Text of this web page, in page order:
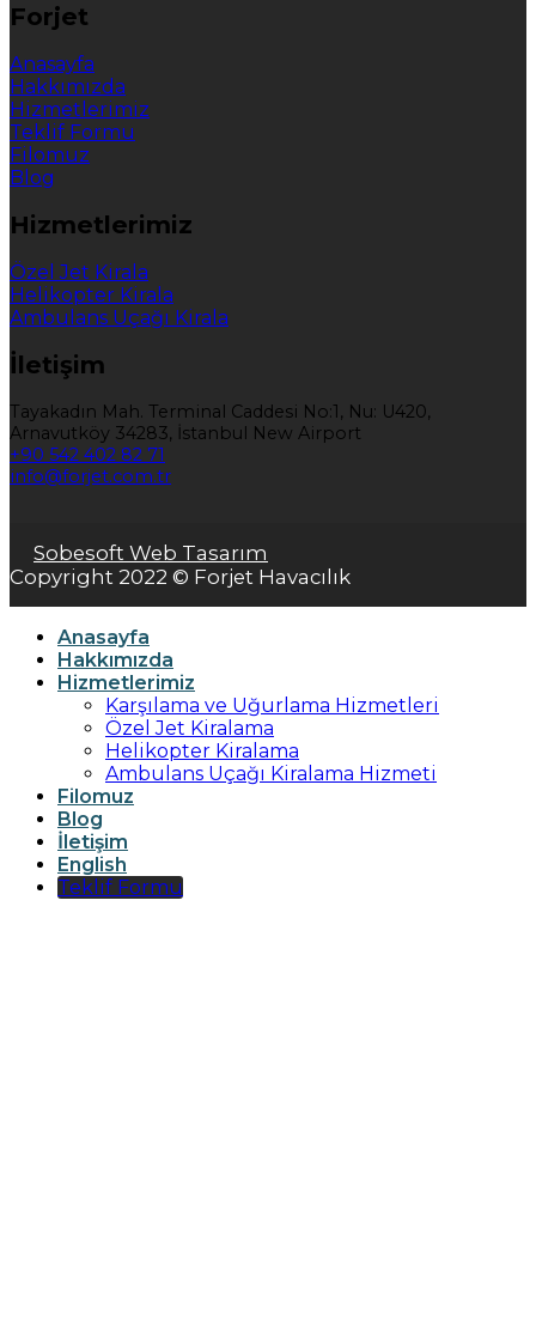
Forjet
Anasayfa
Hakkımızda
Hizmetlerimiz
Teklif Formu
Filomuz
Blog
Hizmetlerimiz
Özel Jet Kirala
Helikopter Kirala
Ambulans Uçağı Kirala
İletişim
Tayakadın Mah. Terminal Caddesi No:1, Nu: U420,
Arnavutköy 34283, İstanbul New Airport
+90 542 402 82 71
info@forjet.com.tr
Sobesoft Web Tasarım
Copyright 2022 © Forjet Havacılık
Anasayfa
Hakkımızda
Hizmetlerimiz
Karşılama ve Uğurlama Hizmetleri
Özel Jet Kiralama
Helikopter Kiralama
Ambulans Uçağı Kiralama Hizmeti
Filomuz
Blog
İletişim
English
Teklif Formu